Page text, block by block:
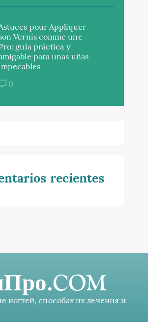
pour Appliquer
Vernis comme une
guía práctica y
para unas uñas
0
recientes
ногтей, способах их лечения и